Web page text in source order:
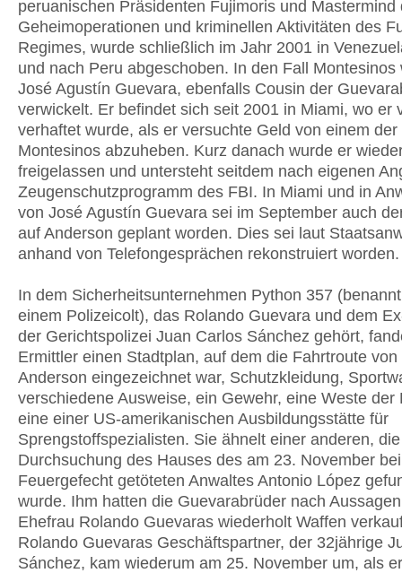
peruanischen Präsidenten Fujimoris und Mastermind
Geheimoperationen und kriminellen Aktivitäten des
Regimes, wurde schließlich im Jahr 2001 in
und nach Peru abgeschoben. In den Fall Montesinos
José Agustín Guevara, ebenfalls Cousin der
verwickelt. Er befindet sich seit 2001 in Miami, wo er
verhaftet wurde, als er versuchte Geld von einem der
Montesinos abzuheben. Kurz danach wurde er
freigelassen und untersteht seitdem nach eigenen
Zeugenschutzprogramm des FBI. In Miami und in
von José Agustín Guevara sei im September auch
auf Anderson geplant worden. Dies sei laut
anhand von Telefongesprächen rekonstruiert worden.
In dem Sicherheitsunternehmen Python 357
einem Polizeicolt), das Rolando Guevara und dem
der Gerichtspolizei Juan Carlos Sánchez gehört,
Ermittler einen Stadtplan, auf dem die Fahrtroute von
Anderson eingezeichnet war, Schutzkleidung,
verschiedene Ausweise, ein Gewehr, eine Weste der
eine einer US-amerikanischen Ausbildungsstätte für
Sprengstoffspezialisten. Sie ähnelt einer anderen,
Durchsuchung des Hauses des am 23. November
Feuergefecht getöteten Anwaltes Antonio López
wurde. Ihm hatten die Guevarabrüder nach
Ehefrau Rolando Guevaras wiederholt Waffen
Rolando Guevaras Geschäftspartner, der 32jährige
Sánchez, kam wiederum am 25. November um, als